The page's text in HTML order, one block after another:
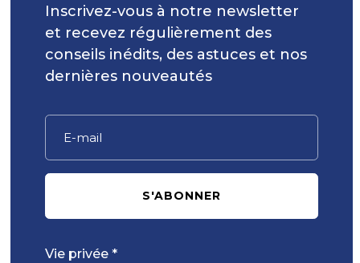
Inscrivez-vous à notre newsletter
et recevez régulièrement des
conseils inédits, des astuces et nos
dernières nouveautés
S'ABONNER
Vie privée *